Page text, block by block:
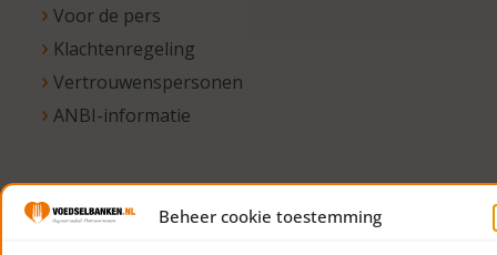
Beheer cookie toestemming
Voor de pers
Klachtenregeling
Vertrouwenspersonen
ANBI-informatie
© 2023